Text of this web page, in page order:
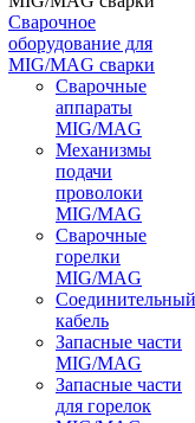
Сварочное
оборудование для
MIG/MAG сварки
Сварочные
аппараты
MIG/MAG
Механизмы
подачи
проволоки
MIG/MAG
Сварочные
горелки
MIG/MAG
Соединительный
кабель
Запасные части
MIG/MAG
Запасные части
для горелок